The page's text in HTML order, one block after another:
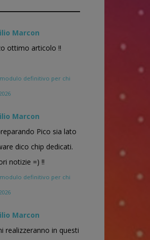
Marcon
ottimo articolo !!
definitivo per chi
Marcon
Pico sia lato
dico chip dedicati.
notizie =) !!
definitivo per chi
Marcon
realizzeranno in questi